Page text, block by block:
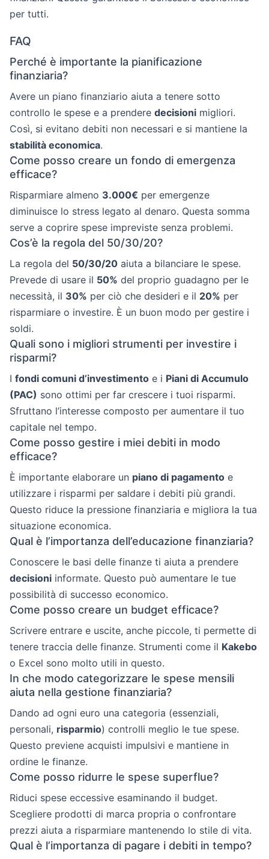
per tutti.
FAQ
Perché è importante la pianificazione
finanziaria?
Avere un piano finanziario aiuta a tenere sotto
controllo le spese e a prendere decisioni migliori.
Così, si evitano debiti non necessari e si mantiene la
stabilità economica.
Come posso creare un fondo di emergenza
efficace?
Risparmiare almeno 3.000€ per emergenze
diminuisce lo stress legato al denaro. Questa somma
serve a coprire spese impreviste senza problemi.
Cos’è la regola del 50/30/20?
La regola del 50/30/20 aiuta a bilanciare le spese.
Prevede di usare il 50% del proprio guadagno per le
necessità, il 30% per ciò che desideri e il 20% per
risparmiare o investire. È un buon modo per gestire i
soldi.
Quali sono i migliori strumenti per investire i
risparmi?
I fondi comuni d’investimento e i Piani di Accumulo
(PAC) sono ottimi per far crescere i tuoi risparmi.
Sfruttano l’interesse composto per aumentare il tuo
capitale nel tempo.
Come posso gestire i miei debiti in modo
efficace?
È importante elaborare un piano di pagamento e
utilizzare i risparmi per saldare i debiti più grandi.
Questo riduce la pressione finanziaria e migliora la tua
situazione economica.
Qual è l’importanza dell’educazione finanziaria?
Conoscere le basi delle finanze ti aiuta a prendere
decisioni informate. Questo può aumentare le tue
possibilità di successo economico.
Come posso creare un budget efficace?
Scrivere entrare e uscite, anche piccole, ti permette di
tenere traccia delle finanze. Strumenti come il Kakebo
o Excel sono molto utili in questo.
In che modo categorizzare le spese mensili
aiuta nella gestione finanziaria?
Dando ad ogni euro una categoria (essenziali,
personali, risparmio) controlli meglio le tue spese.
Questo previene acquisti impulsivi e mantiene in
ordine le finanze.
Come posso ridurre le spese superflue?
Riduci spese eccessive esaminando il budget.
Scegliere prodotti di marca propria o confrontare
prezzi aiuta a risparmiare mantenendo lo stile di vita.
Qual è l’importanza di pagare i debiti in tempo?